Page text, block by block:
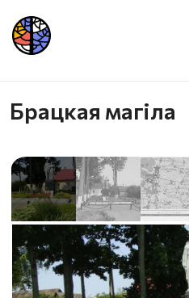
Брацкая магіла